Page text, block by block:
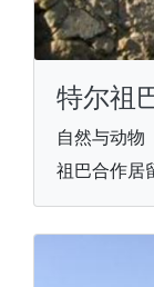
特尔祖
自然与动物
祖巴合作居